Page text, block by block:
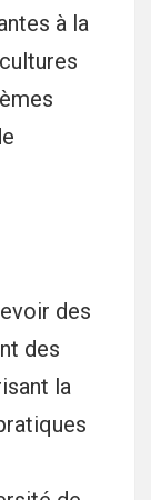
à la
des
des
la